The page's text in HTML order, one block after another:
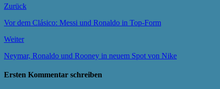
Zurück
Vor dem Clásico: Messi und Ronaldo in Top-Form
Weiter
Neymar, Ronaldo und Rooney in neuem Spot von Nike
Ersten Kommentar schreiben